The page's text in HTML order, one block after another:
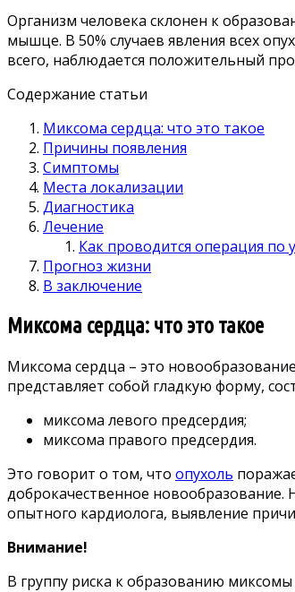
Организм человека склонен к
мышце. В 50% случаев явления всех
всего, наблюдается положительный
Содержание статьи
Миксома сердца: что это такое
Причины появления
Симптомы
Места локализации
Диагностика
Лечение
Как проводится операция по
Прогноз жизни
В заключение
Миксома сердца: что это такое
Миксома сердца – это
представляет собой гладкую форму,
миксома левого предсердия;
миксома правого предсердия.
Это говорит о том, что опухоль
доброкачественное новообразование.
опытного кардиолога, выявление
Внимание!
В группу риска к образованию